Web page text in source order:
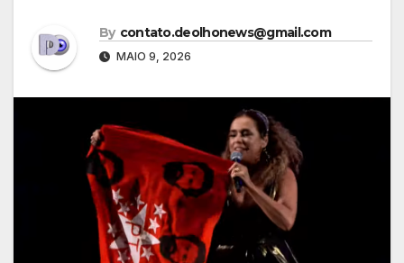
By contato.deolhonews@gmail.com
MAIO 9, 2026